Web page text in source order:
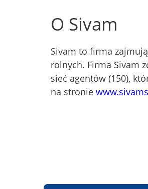
O Sivam
Sivam to firma
rolnych. Firma Sivam
sieć agentów (150),
na stronie